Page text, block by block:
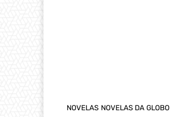
NOVELAS NOVELAS DA GLOBO